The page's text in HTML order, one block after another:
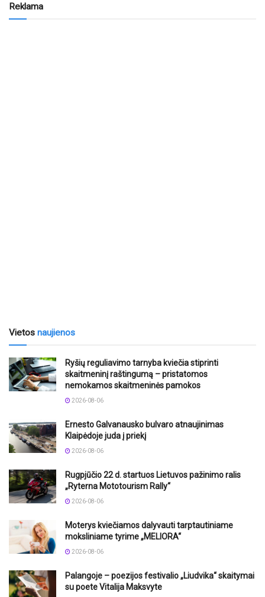
Reklama
Vietos naujienos
Ryšių reguliavimo tarnyba kviečia stiprinti
skaitmeninį raštingumą – pristatomos
nemokamos skaitmeninės pamokos
2026-08-06
Ernesto Galvanausko bulvaro atnaujinimas
Klaipėdoje juda į priekį
2026-08-06
Rugpjūčio 22 d. startuos Lietuvos pažinimo ralis
„Ryterna Mototourism Rally“
2026-08-06
Moterys kviečiamos dalyvauti tarptautiniame
moksliniame tyrime „MELIORA“
2026-08-06
Palangoje – poezijos festivalio „Liudvika“ skaitymai
su poete Vitalija Maksvyte